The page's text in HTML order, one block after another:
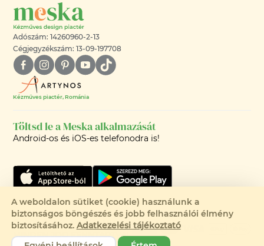
Adószám: 14260960-2-13
Cégjegyzékszám: 13-09-197708
Kézműves piactér, Románia
Töltsd le a Meska alkalmazását
Android-os és iOS-es telefonodra is!
©2008-2026 - MESKA.HU -
MINDEN JOG FENNTARTVA!
A weboldalon sütiket (cookie) használunk a
biztonságos böngészés és jobb felhasználói élmény
biztosításához. Adatkezelési tájékoztató